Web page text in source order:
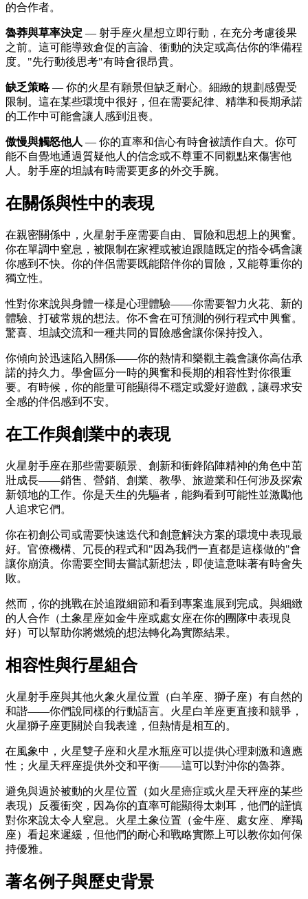
的合作者。
魯莽與草率決定 — 射手座火星想立即行動，在充分考慮後果
之前。這可能導致倉促的言論、衝動的決定或高估你的準備程
度。"先行動後思考"有時會很昂貴。
缺乏策略— 你的火星有願景但缺乏耐心。細緻的規劃感覺受
限制。這在某些環境中很好，但在需要紀律、精準和長期承諾
的工作中可能會讓人感到沮喪。
傲慢與觸怒他人 — 你的直率和信心有時會被讀作自大。你可
能不自覺地通過質疑他人的信念或不尊重不同觀點來傷害他
人。射手座的坦誠有時需要更多的外交手腕。
在關係與性中的表現
在親密關係中，火星射手座需要自由、冒險和思想上的興奮。
你在單調中窒息，被限制在家裡或被迫跟隨既定的指令碼會讓
你感到不快。你的伴侶需要既能陪伴你的冒險，又能尊重你的
獨立性。
性對你來說與身體一樣是心理體驗——你需要智力火花、新的
體驗、打破常規的想法。你不會在可預測的例行程式中興奮。
驚喜、坦誠交流和一種共同的冒險感會讓你保持投入。
你傾向於迅速陷入關係——你的熱情和樂觀主義會讓你高估承
諾的持久力。學會區分一時的興奮和長期的相容性對你很重
要。有時候，你的能量可能顯得不穩定或愛好遊戲，讓尋求安
全感的伴侶感到不安。
在工作與創業中的表現
火星射手座在那些需要願景、創新和衝鋒陷陣精神的角色中茁
壯成長——銷售、營銷、創業、教學、旅遊業和任何涉及探索
新領地的工作。你是天生的先驅者，能夠看到可能性並激勵他
人追求它們。
你在初創公司或需要快速迭代和創意解決方案的環境中表現最
好。官僚機構、冗長的程式和"因為我們一直都是這樣做的"會
讓你崩潰。你需要空間去嘗試新想法，即使這意味著有時會失
敗。
然而，你的挑戰在於追蹤細節和看到專案進展到完成。與細緻
的人合作（土象星座如金牛座或處女座在你的團隊中表現良
好）可以幫助你將燃燒的想法轉化為實際結果。
相容性與行星組合
火星射手座與其他火象火星位置（白羊座、獅子座）有自然的
和諧——你們說同樣的行動語言。火星白羊座更直接和競爭，
火星獅子座更關於自我表達，但熱情是相互的。
在風象中，火星雙子座和火星水瓶座可以提供心理刺激和適應
性；火星天秤座提供外交和平衡——這可以對沖你的魯莽。
避免與過於被動的火星位置（如火星癌症或火星天秤座的某些
表現）反覆衝突，因為你的直率可能顯得太刺耳，他們的謹慎
對你來說太令人窒息。火星土象位置（金牛座、處女座、摩羯
座）看起來遲緩，但他們的耐心和戰略實際上可以教你如何保
持優雅。
著名例子與歷史背景